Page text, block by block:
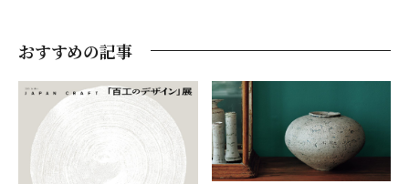
おすすめの記事